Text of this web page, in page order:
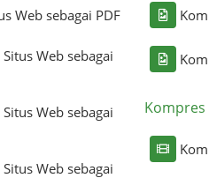
Web sebagai PDF
Web sebagai
Web sebagai
Web sebagai